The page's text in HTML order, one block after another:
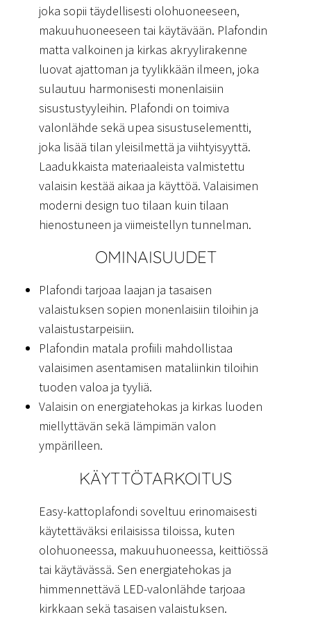
joka sopii täydellisesti olohuoneeseen,
makuuhuoneeseen tai käytävään. Plafondin
matta valkoinen ja kirkas akryylirakenne
luovat ajattoman ja tyylikkään ilmeen, joka
sulautuu harmonisesti monenlaisiin
sisustustyyleihin. Plafondi on toimiva
valonlähde sekä upea sisustuselementti,
joka lisää tilan yleisilmettä ja viihtyisyyttä.
Laadukkaista materiaaleista valmistettu
valaisin kestää aikaa ja käyttöä. Valaisimen
moderni design tuo tilaan kuin tilaan
hienostuneen ja viimeistellyn tunnelman.
OMINAISUUDET
Plafondi tarjoaa laajan ja tasaisen
valaistuksen sopien monenlaisiin tiloihin ja
valaistustarpeisiin.
Plafondin matala profiili mahdollistaa
valaisimen asentamisen mataliinkin tiloihin
tuoden valoa ja tyyliä.
Valaisin on energiatehokas ja kirkas luoden
miellyttävän sekä lämpimän valon
ympärilleen.
KÄYTTÖTARKOITUS
Easy-kattoplafondi soveltuu erinomaisesti
käytettäväksi erilaisissa tiloissa, kuten
olohuoneessa, makuuhuoneessa, keittiössä
tai käytävässä. Sen energiatehokas ja
himmennettävä LED-valonlähde tarjoaa
kirkkaan sekä tasaisen valaistuksen.